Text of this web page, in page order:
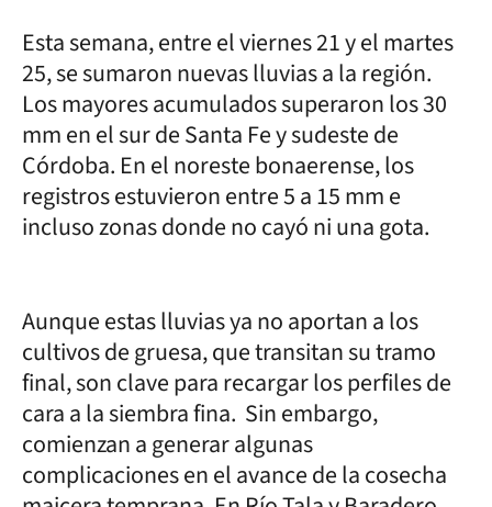
Esta semana, entre el viernes 21 y el martes
25, se sumaron nuevas lluvias a la región.
Los mayores acumulados superaron los 30
mm en el sur de Santa Fe y sudeste de
Córdoba. En el noreste bonaerense, los
registros estuvieron entre 5 a 15 mm e
incluso zonas donde no cayó ni una gota.
Aunque estas lluvias ya no aportan a los
cultivos de gruesa, que transitan su tramo
final, son clave para recargar los perfiles de
cara a la siembra fina. Sin embargo,
comienzan a generar algunas
complicaciones en el avance de la cosecha